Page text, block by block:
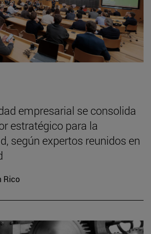
empresarial se consolida
estratégico para la
según expertos reunidos en
Rico